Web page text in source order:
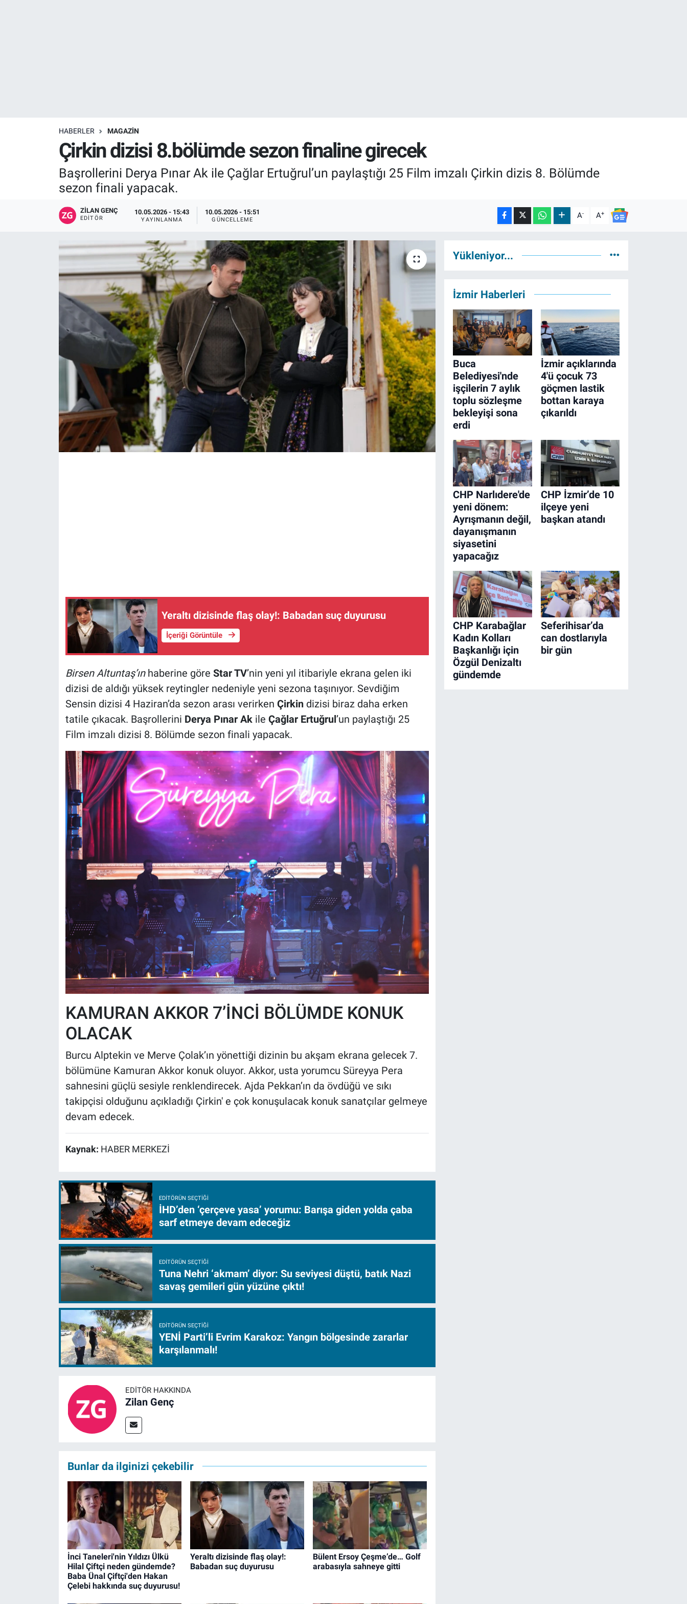
HABERLER MAGAZİN
Çirkin dizisi 8.bölümde sezon finaline girecek
Başrollerini Derya Pınar Ak ile Çağlar Ertuğrul’un paylaştığı 25 Film imzalı Çirkin dizis 8. Bölümde
sezon finali yapacak.
ZILAN GENÇ
EDITÖR
10.05.2026 - 15:43
YAYINLANMA
10.05.2026 - 15:51
GÜNCELLEME A- A+
Yeraltı dizisinde flaş olay!: Babadan suç duyurusu
İçeriği Görüntüle
Birsen Altuntaş’ın haberine göre Star TV’nin yeni yıl itibariyle ekrana gelen iki
dizisi de aldığı yüksek reytingler nedeniyle yeni sezona taşınıyor. Sevdiğim
Sensin dizisi 4 Haziran’da sezon arası verirken Çirkin dizisi biraz daha erken
tatile çıkacak. Başrollerini Derya Pınar Akile Çağlar Ertuğrul’un paylaştığı 25
Film imzalı dizisi 8. Bölümde sezon finali yapacak.
KAMURAN AKKOR 7’İNCİ BÖLÜMDE KONUK
OLACAK
Burcu Alptekin ve Merve Çolak’ın yönettiği dizinin bu akşam ekrana gelecek 7.
bölümüne Kamuran Akkor konuk oluyor. Akkor, usta yorumcu Süreyya Pera
sahnesini güçlü sesiyle renklendirecek. Ajda Pekkan’ın da övdüğü ve sıkı
takipçisi olduğunu açıkladığı Çirkin' e çok konuşulacak konuk sanatçılar gelmeye
devam edecek.
Kaynak: HABER MERKEZİ
EDITÖRÜN SEÇTIĞI
İHD’den ‘çerçeve yasa’ yorumu: Barışa giden yolda çaba
sarf etmeye devam edeceğiz
EDITÖRÜN SEÇTIĞI
Tuna Nehri ‘akmam’ diyor: Su seviyesi düştü, batık Nazi
savaş gemileri gün yüzüne çıktı!
EDITÖRÜN SEÇTIĞI
YENİ Parti’li Evrim Karakoz: Yangın bölgesinde zararlar
karşılanmalı!
EDITÖR HAKKINDA
Zilan Genç
Bunlar da ilginizi çekebilir
İnci Taneleri'nin Yıldızı Ülkü
Hilal Çiftçi neden gündemde?
Baba Ünal Çiftçi'den Hakan
Çelebi hakkında suç duyurusu!
Yeraltı dizisinde flaş olay!:
Babadan suç duyurusu
Bülent Ersoy Çeşme’de… Golf
arabasıyla sahneye gitti
Yükleniyor...
İzmir Haberleri
Buca
Belediyesi'nde
işçilerin 7 aylık
toplu sözleşme
bekleyişi sona
erdi
İzmir açıklarında
4'ü çocuk 73
göçmen lastik
bottan karaya
çıkarıldı
CHP Narlıdere'de
yeni dönem:
Ayrışmanın değil,
dayanışmanın
siyasetini
yapacağız
CHP İzmir’de 10
ilçeye yeni
başkan atandı
CHP Karabağlar
Kadın Kolları
Başkanlığı için
Özgül Denizaltı
gündemde
Seferihisar’da
can dostlarıyla
bir gün